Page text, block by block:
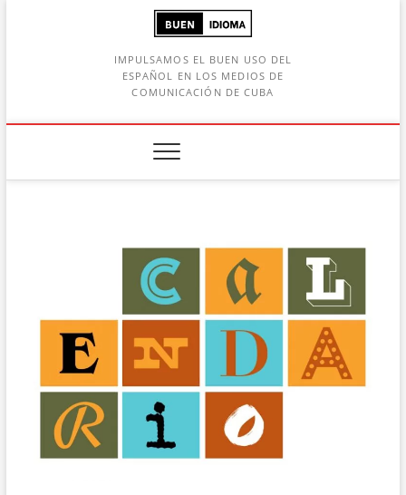
IMPULSAMOS EL BUEN USO DEL
ESPAÑOL EN LOS MEDIOS DE
COMUNICACIÓN DE CUBA